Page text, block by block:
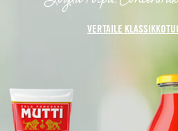
VERTAILE